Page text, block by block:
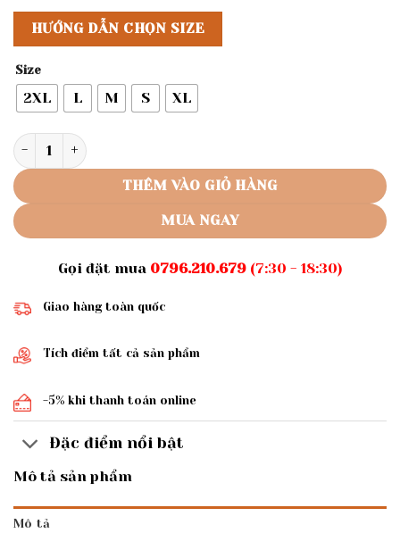
HƯỚNG DẪN CHỌN SIZE
Size
2XL L M S XL
Rập giấy A0 mã 1276 - Rập đầm cổ vuông số lượng
THÊM VÀO GIỎ HÀNG
MUA NGAY
Gọi đặt mua 0796.210.679(7:30 - 18:30)
Giao hàng toàn quốc
Tích điểm tất cả sản phẩm
-5% khi thanh toán online
Đặc điểm nổi bật
Mô tả sản phẩm
Mô tả